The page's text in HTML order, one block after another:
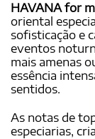
HAVANA for
oriental
sofisticação e
eventos
mais amenas
essência
sentidos.
As notas de
especiarias,